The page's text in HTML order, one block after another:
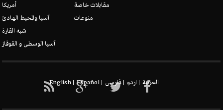
أمريكا
آسيا والمحيط الهادئ
شبه القارة
آسيا الوسطى و القوقاز
مقابلات خاصة
منوعات
العربیة اردو فارسی Español
English